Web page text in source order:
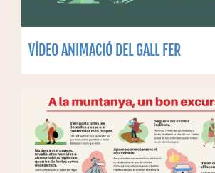
VÍDEO ANIMACIÓ DEL GALL FER